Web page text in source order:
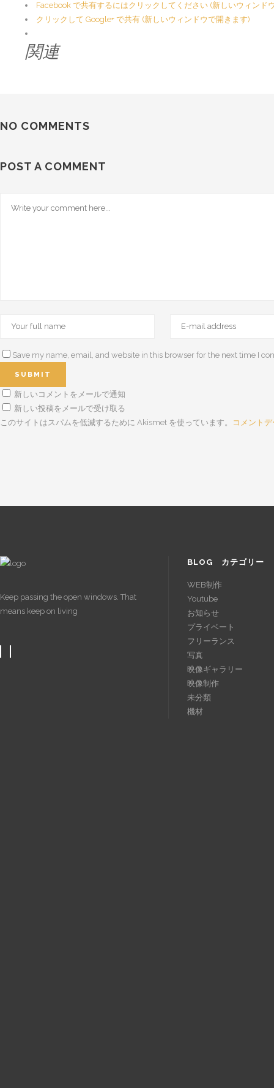
Facebook で共有するにはクリックしてください (新しいウィンド
クリックして Google+ で共有 (新しいウィンドウで開きます)
関連
NO COMMENTS
POST A COMMENT
Save my name, email, and website in this browser for the next time I
新しいコメントをメールで通知
新しい投稿をメールで受け取る
このサイトはスパムを低減するために Akismet を使っています。
コメント
Keep passing the open windows. That
means keep on living
BLOG カテゴリー
WEB制作
Youtube
お知らせ
プライベート
フリーランス
写真
映像ギャラリー
映像制作
未分類
機材